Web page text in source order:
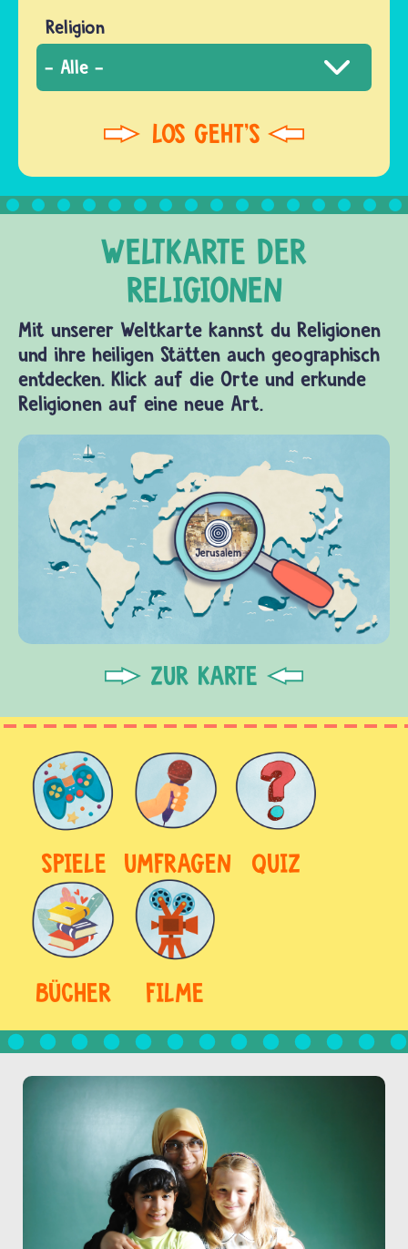
Religion
Mit unserer Weltkarte kannst du Religionen
und ihre heiligen Stätten auch geographisch
entdecken. Klick auf die Orte und erkunde
Religionen auf eine neue Art.
ZUR KARTE
SPIELE UMFRAGEN QUIZ
BÜCHER FILME